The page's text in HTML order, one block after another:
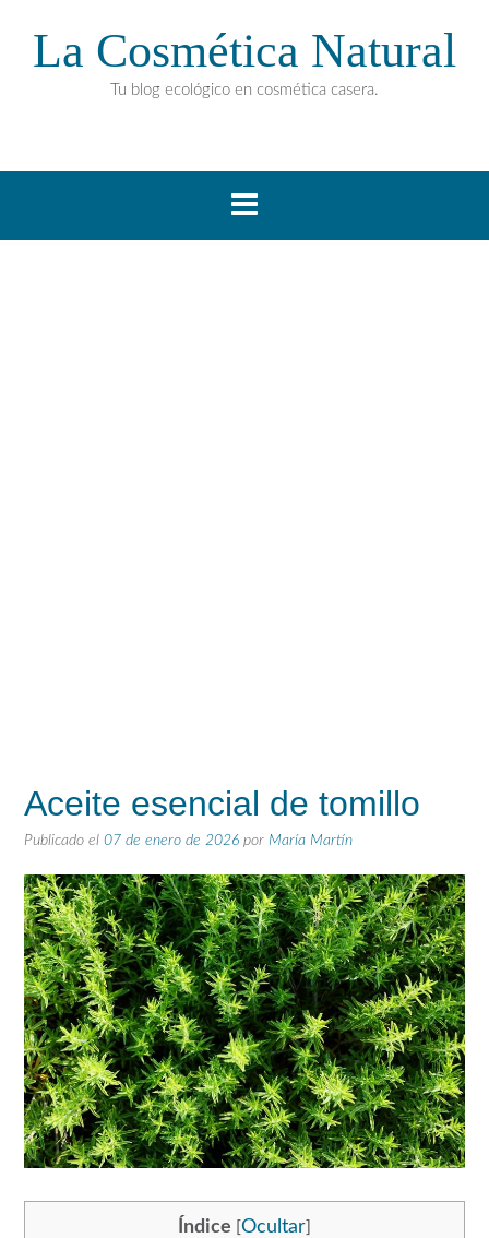
La Cosmética Natural
Tu blog ecológico en cosmética casera.
Aceite esencial de tomillo
Publicado el 07 de enero de 2026 por María Martín
Índice Ocultar